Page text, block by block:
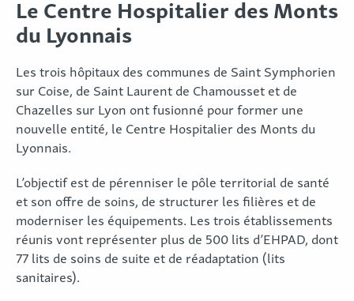
Le Centre Hospitalier des Monts
du Lyonnais
Les trois hôpitaux des communes de Saint Symphorien
sur Coise, de Saint Laurent de Chamousset et de
Chazelles sur Lyon ont fusionné pour former une
nouvelle entité, le Centre Hospitalier des Monts du
Lyonnais.
L’objectif est de pérenniser le pôle territorial de santé
et son offre de soins, de structurer les filières et de
moderniser les équipements. Les trois établissements
réunis vont représenter plus de 500 lits d’EHPAD, dont
77 lits de soins de suite et de réadaptation (lits
sanitaires).